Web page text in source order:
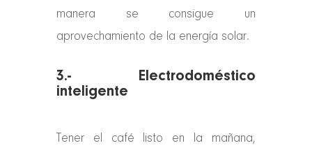
manera se consigue un
aprovechamiento de la energía solar.
3.- Electrodoméstico
inteligente
Tener el café listo en la mañana,